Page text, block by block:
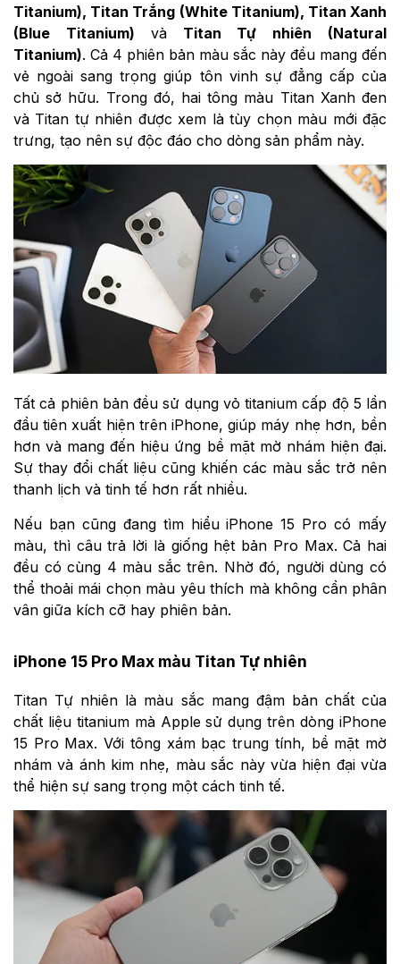
Titanium), Titan Trắng (White Titanium), Titan Xanh
(Blue Titanium) vàTitan Tự nhiên (Natural
Titanium). Cả 4 phiên bản màu sắc này đều mang đến
vẻ ngoài sang trọng giúp tôn vinh sự đẳng cấp của
chủ sở hữu. Trong đó, hai tông màu Titan Xanh đen
và Titan tự nhiên được xem là tùy chọn màu mới đặc
trưng, tạo nên sự độc đáo cho dòng sản phẩm này.
Tất cả phiên bản đều sử dụng vỏ titanium cấp độ 5 lần
đầu tiên xuất hiện trên iPhone, giúp máy nhẹ hơn, bền
hơn và mang đến hiệu ứng bề mặt mờ nhám hiện đại.
Sự thay đổi chất liệu cũng khiến các màu sắc trở nên
thanh lịch và tinh tế hơn rất nhiều.
Nếu bạn cũng đang tìm hiểu iPhone 15 Pro có mấy
màu, thì câu trả lời là giống hệt bản Pro Max. Cả hai
đều có cùng 4 màu sắc trên. Nhờ đó, người dùng có
thể thoải mái chọn màu yêu thích mà không cần phân
vân giữa kích cỡ hay phiên bản.
iPhone 15 Pro Max màu Titan Tự nhiên
Titan Tự nhiên là màu sắc mang đậm bản chất của
chất liệu titanium mà Apple sử dụng trên dòng iPhone
15 Pro Max. Với tông xám bạc trung tính, bề mặt mờ
nhám và ánh kim nhẹ, màu sắc này vừa hiện đại vừa
thể hiện sự sang trọng một cách tinh tế.